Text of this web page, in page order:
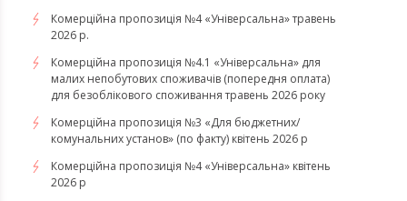
Комерційна пропозиція №4 «Універсальна» травень
2026 р.
Комерційна пропозиція №4.1 «Універсальна» для
малих непобутових споживачів (попередня оплата)
для безоблікового споживання травень 2026 року
Комерційна пропозиція №3 «Для бюджетних/
комунальних установ» (по факту) квітень 2026 р
Комерційна пропозиція №4 «Універсальна» квітень
2026 р